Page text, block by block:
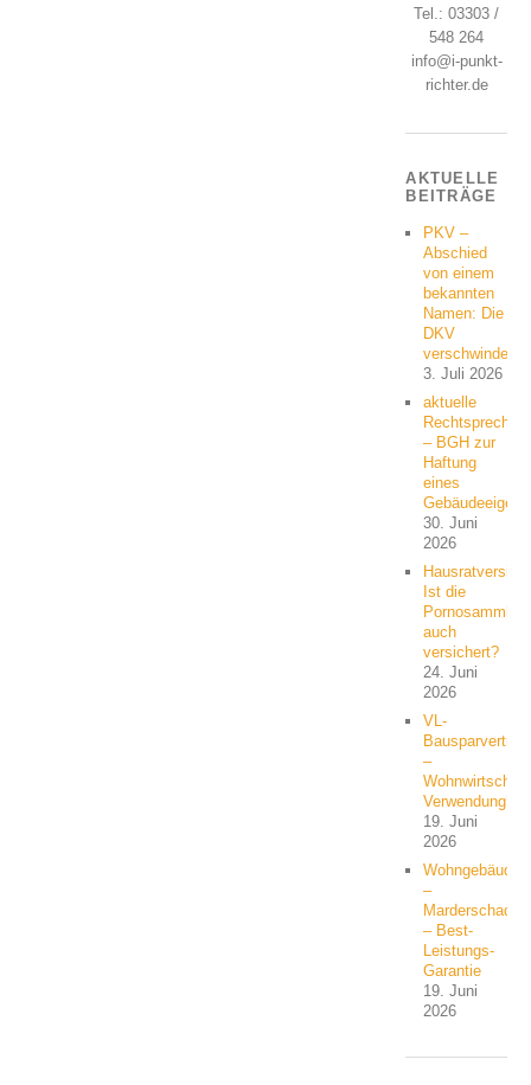
Tel.: 03303 /
548 264
info@i-punkt-
richter.de
AKTUELLE
BEITRÄGE
PKV –
Abschied
von einem
bekannten
Namen: Die
DKV
verschwindet
3. Juli 2026
aktuelle
– BGH zur
Haftung
eines
30. Juni
2026
Ist die
auch
versichert?
24. Juni
2026
VL-
Bausparvertrag
–
Verwendung?
19. Juni
2026
Wohngebäude
–
Marderschaden
– Best-
Leistungs-
Garantie
19. Juni
2026